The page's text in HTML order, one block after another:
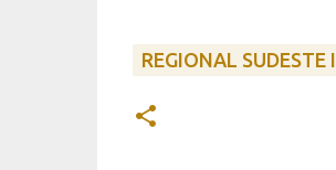
REGIONAL SUDESTE